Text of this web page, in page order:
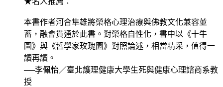
本書作者河合隼雄將榮格心理治療與佛教文化兼容並
蓄，融會貫通於此書。對榮格自性化，書中以《十牛
圖》與《哲學家玫瑰園》對照論述，相當精采，值得一
讀再讀。
──李佩怡／臺北護理健康大學生死與健康心理諮商系教
授